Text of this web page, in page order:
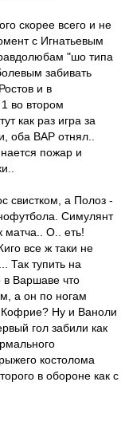
скорее всего и не
с Игнатьевым
"шо типа
забивать
и в
во втором
как раз игра за
оба ВАР отнял..
пожар и
свистком, а Полоз -
Симулянт
матча.. О.. еть!
все ж таки не
Так тупить на
в Варшаве что
а он по ногам
Ну и Ваноли
гол забили как
костолома
в обороне как с